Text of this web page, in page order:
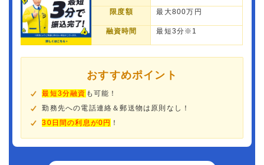
限度額 最大800万円
融資時間 最短3分※1
おすすめポイント
最短3分融資 も可能！
勤務先への電話連絡＆郵送物は原則なし！
30日間の利息が0円 ！